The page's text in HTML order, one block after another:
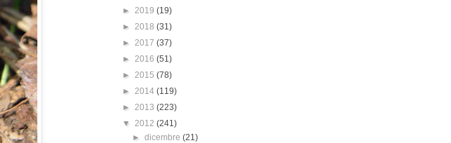
► 2019 (19)
► 2018 (31)
► 2017 (37)
► 2016 (51)
► 2015 (78)
► 2014 (119)
► 2013 (223)
▼ 2012 (241)
►dicembre(21)